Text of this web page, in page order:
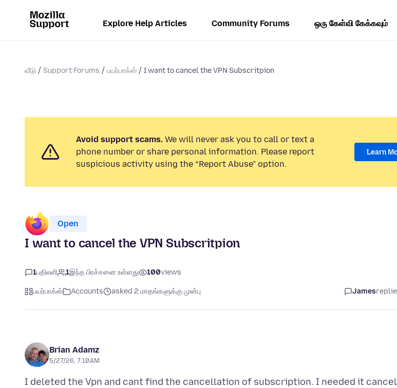
Explore Help Articles Community Forums ஒரு கேள்வி கேக்கவும்
வீடு Support Forums பயர்பாக்ஸ் I want to cancel the VPN Subscritpion
Avoid support scams. We will never ask you to call or text a
phone number or share personal information. Please report
suspicious activity using the “Report Abuse” option.
Learn
Open
I want to cancel the VPN Subscritpion
1பதிலளி 1இந்த பிரச்சனை உள்ளது 100views
பயர்பாக்ஸ் Accounts asked 2 மாதங்களுக்கு முன்பு James
Brian Adamz
5/27/26, 7:10 AM